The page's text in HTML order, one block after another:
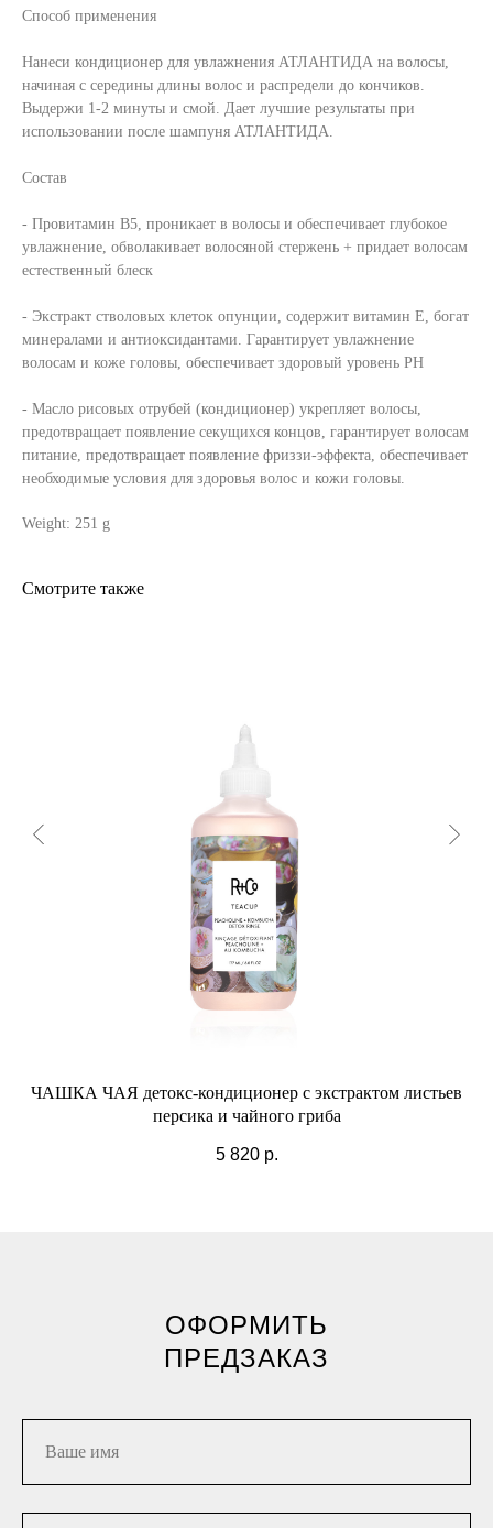
Способ применения
Нанеси кондиционер для увлажнения АТЛАНТИДА на волосы,
начиная с середины длины волос и распредели до кончиков.
Выдержи 1-2 минуты и смой. Дает лучшие результаты при
использовании после шампуня АТЛАНТИДА.
Состав
- Провитамин В5, проникает в волосы и обеспечивает глубокое
увлажнение, обволакивает волосяной стержень + придает волосам
естественный блеск
- Экстракт стволовых клеток опунции, содержит витамин Е, богат
минералами и антиоксидантами. Гарантирует увлажнение
волосам и коже головы, обеспечивает здоровый уровень РН
- Масло рисовых отрубей (кондиционер) укрепляет волосы,
предотвращает появление секущихся концов, гарантирует волосам
питание, предотвращает появление фриззи-эффекта, обеспечивает
необходимые условия для здоровья волос и кожи головы.
Weight: 251 g
Смотрите также
ЧАШКА ЧАЯ детокс-кондиционер с экстрактом листьев
персика и чайного гриба
5 820 р.
ОФОРМИТЬ
ПРЕДЗАКАЗ